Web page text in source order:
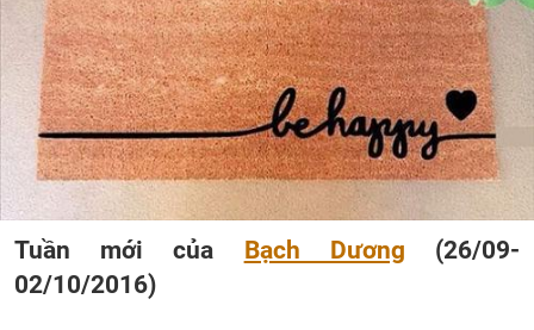
Tuần mới của Bạch Dương (26/09-
02/10/2016)